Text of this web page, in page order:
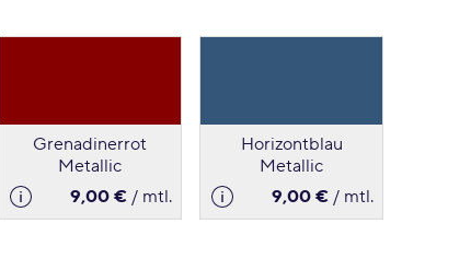
Grenadinerrot
Metallic
9,00 € / mtl.
Horizontblau
Metallic
9,00 € / mtl.